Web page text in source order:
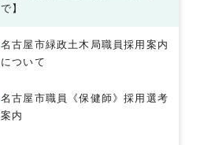
で】
名古屋市緑政土木局職員採用案内
について
名古屋市職員《保健師》採用選考
案内